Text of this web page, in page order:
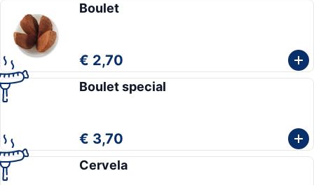
Boulet
€ 2,70
Boulet special
€ 3,70
Cervela